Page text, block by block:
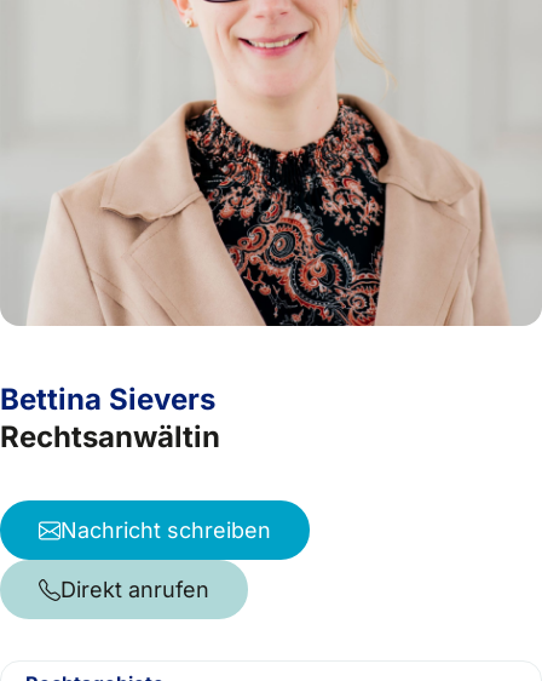
Bettina Sievers
Rechtsanwältin
Nachricht schreiben
Direkt anrufen